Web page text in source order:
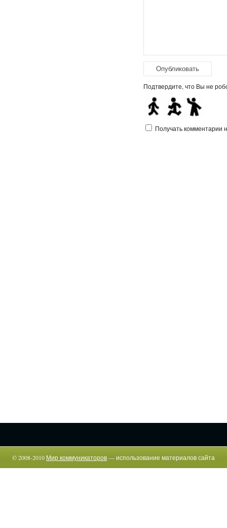
Подтвердите, что Вы не
Получать комментарии
© 2008-2010 Мир коммуникаторов— использование материалов сайта